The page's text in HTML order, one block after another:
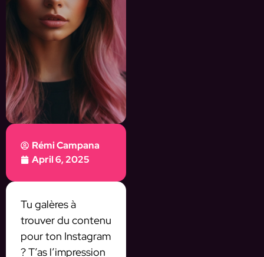
Rémi Campana
April 6, 2025
Tu galères à
trouver du contenu
pour ton Instagram
? T’as l’impression